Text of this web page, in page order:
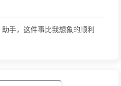
手，这件事比我想象的顺利